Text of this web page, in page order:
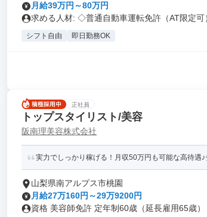
月給39万円～80万円
求める人材: ◇普通自動車運転免許（AT限定可
シフト自由 即日勤務OK
正社員
トップスタイリスト/美容
阪南理美容株式会社
実力でしっかり稼げる！月収50万円も可能な高待遇
山梨県南アルプス市桃園
月給27万160円～29万9200円
資格 美容師免許 定年制60歳（延長雇用65歳）